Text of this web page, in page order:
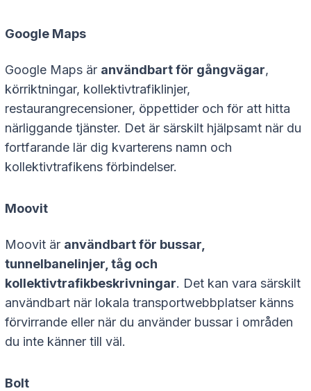
Google Maps
Google Maps är användbart för gångvägar,
körriktningar, kollektivtrafiklinjer,
restaurangrecensioner, öppettider och för att hitta
närliggande tjänster. Det är särskilt hjälpsamt när du
fortfarande lär dig kvarterens namn och
kollektivtrafikens förbindelser.
Moovit
Moovit är användbart för bussar,
tunnelbanelinjer, tåg och
kollektivtrafikbeskrivningar. Det kan vara särskilt
användbart när lokala transportwebbplatser känns
förvirrande eller när du använder bussar i områden
du inte känner till väl.
Bolt